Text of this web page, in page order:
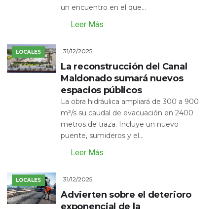
un encuentro en el que...
Leer Más
LOCALES 31/12/2025
La reconstrucción del Canal
Maldonado sumará nuevos
espacios públicos
La obra hidráulica ampliará de 300 a 900
m³/s su caudal de evacuación en 2400
metros de traza. Incluye un nuevo
puente, sumideros y el...
Leer Más
LOCALES 31/12/2025
Advierten sobre el deterioro
exponencial de la